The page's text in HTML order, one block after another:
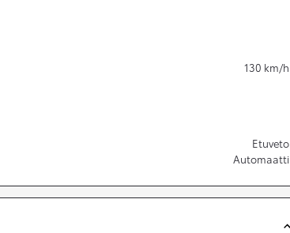
130 km/h
Etuveto
Automaatti